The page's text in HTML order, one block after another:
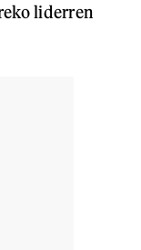
liderren